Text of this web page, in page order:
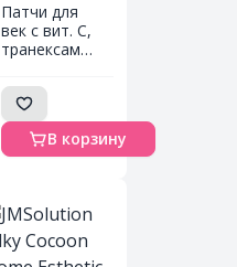
Патчи для
век с вит. С,
транексамовой
коэнзимом
Q10 TRIMAY
(yellow)
Enriched
Vitabright Gel
больших +
30 шт.
лепестков)
В корзину